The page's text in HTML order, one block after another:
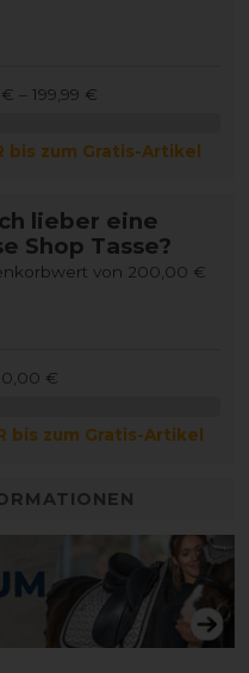
– 199,99 €
bis zum Gratis-Artikel
lieber eine
Shop Tasse?
von 200,00 €
€
bis zum Gratis-Artikel